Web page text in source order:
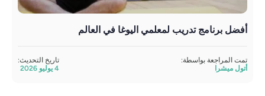
أفضل برنامج تدريب لمعلمي اليوغا في العالم
تمت المراجعة بواسطة:
أتول ميشرا
تاريخ التحديث: